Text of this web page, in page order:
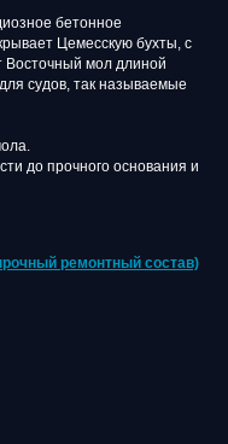
бетонное
Цемесскую бухты, с
Восточный мол длиной
судов, так называемые
до прочного основания и
ремонтный состав)